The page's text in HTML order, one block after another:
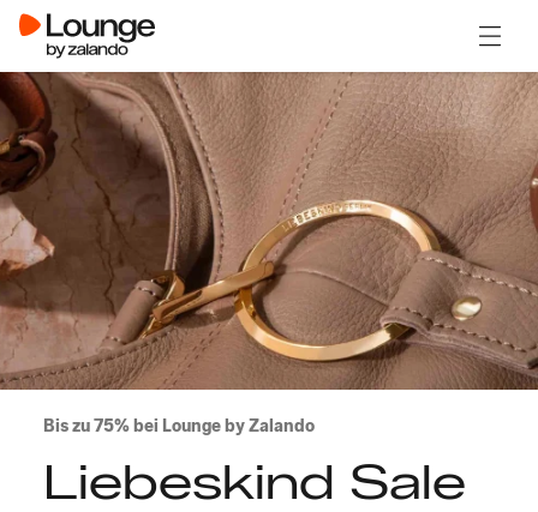
Bis zu 75% bei Lounge by Zalando
Liebeskind Sale